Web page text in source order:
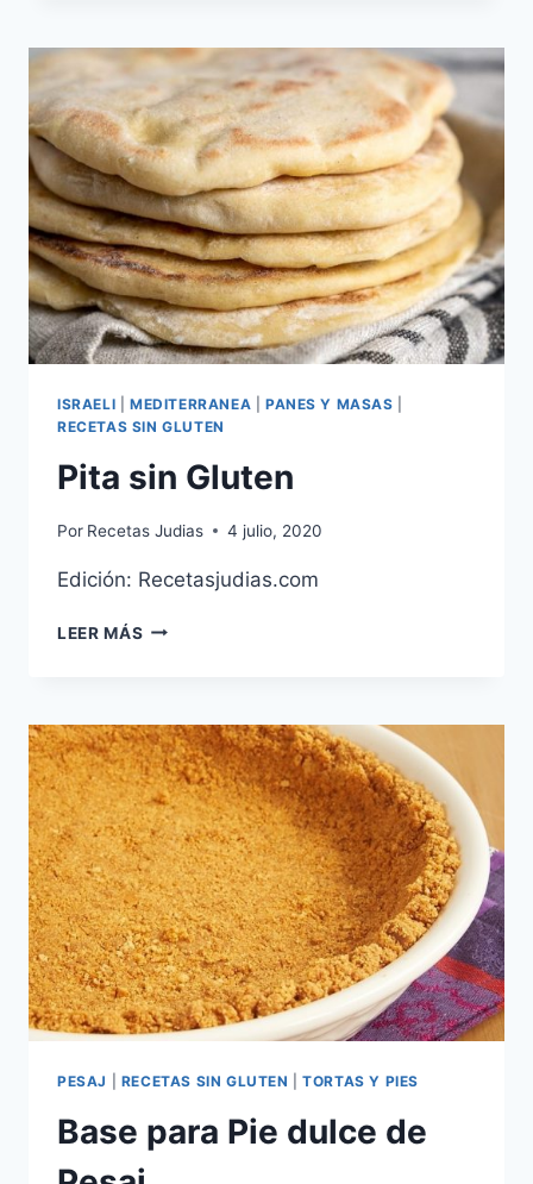
GLUTEN
ISRAELI MEDITERRANEA PANES Y MASAS
RECETAS SIN GLUTEN
Pita sin Gluten
Por Recetas Judias 4 julio, 2020
Edición: Recetasjudias.com
LEER MÁS PITA
PESAJ RECETAS SIN GLUTEN |TORTAS Y PIES
Base para Pie dulce de